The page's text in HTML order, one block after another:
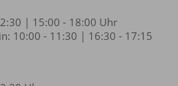
| 15:00 - 18:00 Uhr
10:00 - 11:30 | 16:30 - 17:15